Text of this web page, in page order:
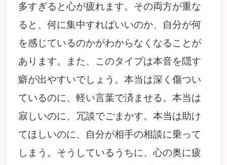
多すぎると心が疲れます。その両方が重な
ると、何に集中すればいいのか、自分が何
を感じているのかがわからなくなることが
あります。また、このタイプは本音を隠す
癖が出やすいでしょう。本当は深く傷つい
ているのに、軽い言葉で済ませる。本当は
寂しいのに、冗談でごまかす。本当は助け
てほしいのに、自分が相手の相談に乗って
しまう。そうしているうちに、心の奥に疲